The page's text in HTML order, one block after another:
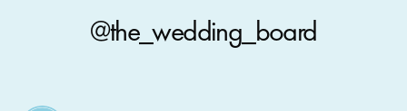
@the_wedding_board